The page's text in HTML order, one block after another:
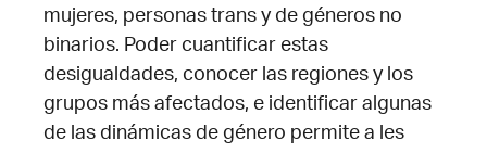
mujeres, personas trans y de géneros no
binarios. Poder cuantificar estas
desigualdades, conocer las regiones y los
grupos más afectados, e identificar algunas
de las dinámicas de género permite a les